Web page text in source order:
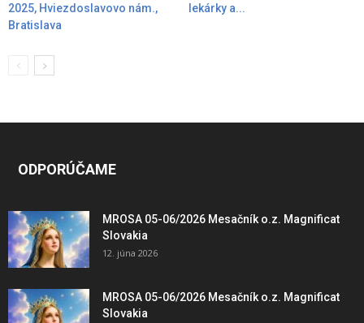
2025, Hviezdoslavovo nám.,
Bratislava
lekárky a...
ODPORÚČAME
MROSA 05-06/2026 Mesačník o.z. Magnificat
Slovakia
12. júna 2026
MROSA 05-06/2026 Mesačník o.z. Magnificat
Slovakia